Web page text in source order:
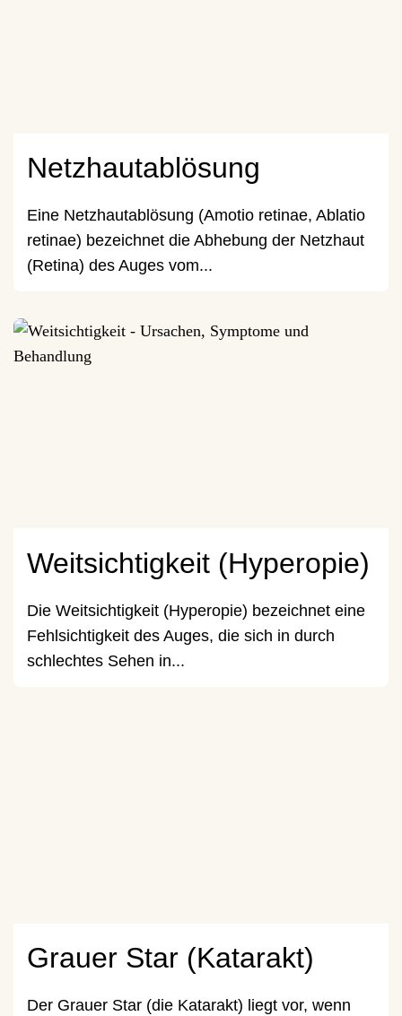
Netzhautablösung
Eine Netzhautablösung (Amotio retinae, Ablatio
retinae) bezeichnet die Abhebung der Netzhaut
(Retina) des Auges vom...
Weitsichtigkeit (Hyperopie)
Die Weitsichtigkeit (Hyperopie) bezeichnet eine
Fehlsichtigkeit des Auges, die sich in durch
schlechtes Sehen in...
Grauer Star (Katarakt)
Der Grauer Star (die Katarakt) liegt vor, wenn